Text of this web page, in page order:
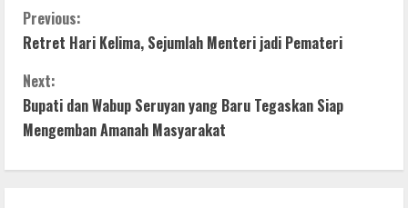
e
b
o
k
er s
p
p
e
g
er
e
C
o
n
t
i
Previous:
Retret Hari Kelima, Sejumlah Menteri jadi Pemateri
Next:
Bupati dan Wabup Seruyan yang Baru Tegaskan Siap
Mengemban Amanah Masyarakat